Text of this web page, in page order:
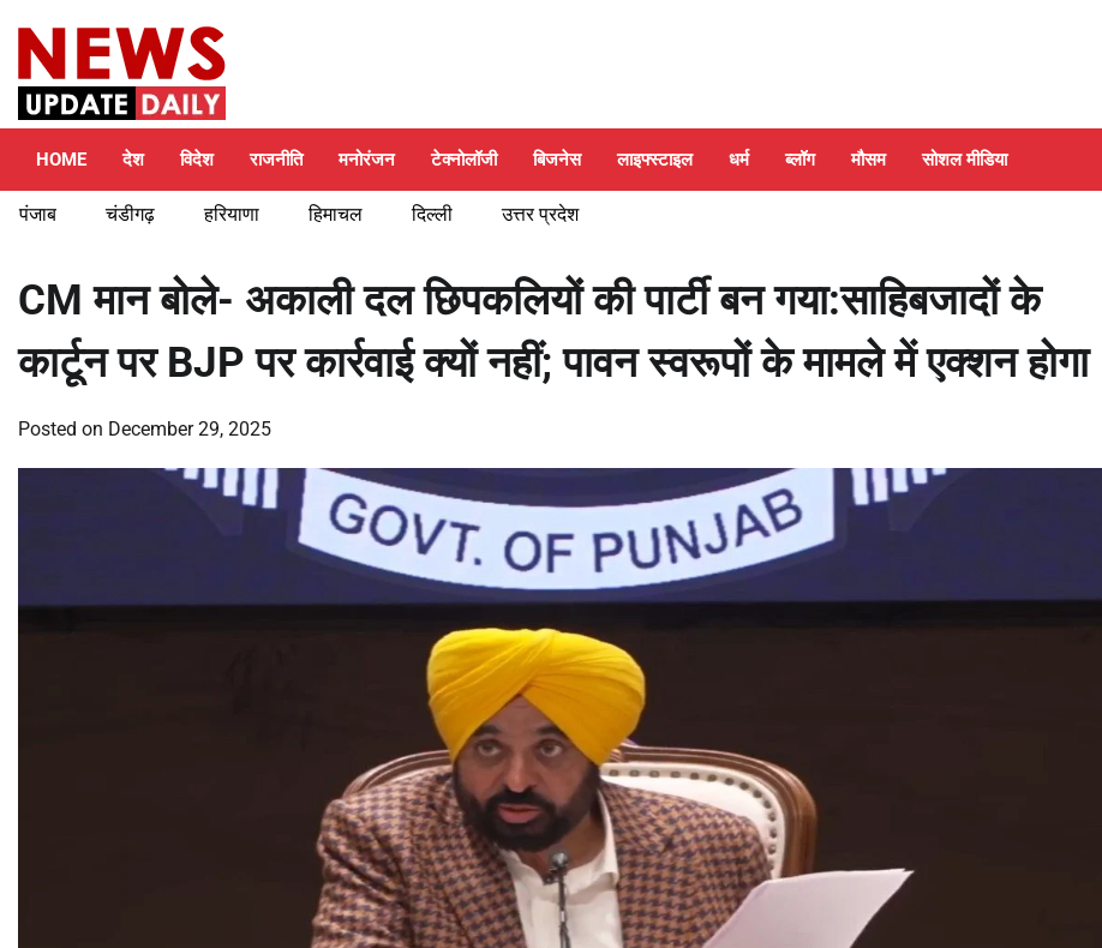
content
HOME देश विदेश राजनीति मनोरंजन टेक्नोलॉजी बिजनेस लाइफ्स्टाइल धर्म ब्लॉग मौसम सोशल मीडिया
पंजाब चंडीगढ़ हरियाणा हिमाचल दिल्ली उत्तर प्रदेश
CM मान बोले- अकाली दल छिपकलियों की पार्टी बन गया:साहिबजादों के
कार्टून पर BJP पर कार्रवाई क्यों नहीं; पावन स्वरूपों के मामले में एक्शन होगा
Posted on December 29, 2025